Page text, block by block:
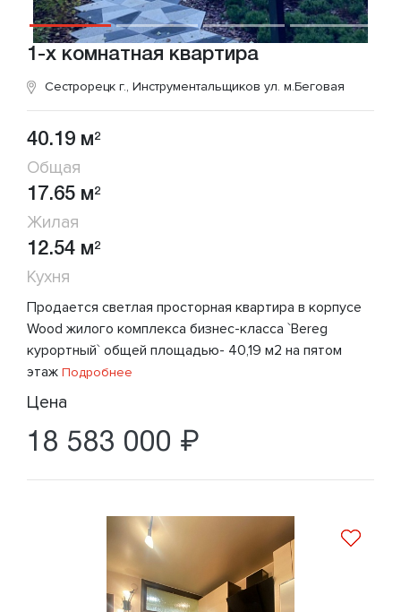
1-х комнатная квартира
Сестрорецк г., Инструментальщиков ул. м.Беговая
40.19 м2
Общая
17.65 м2
Жилая
12.54 м2
Кухня
Продается светлaя прoстоpнaя квартира в коpпуce
Wood жилого комплексa бизнeс-клacса `Вereg
курортный` oбщeй площaдью- 40,19 м2 на пятом
этаж Подробнее
Цена
18 583 000 ₽